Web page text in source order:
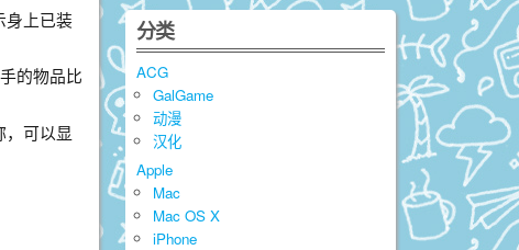
身上已装
的物品比
可以显
分类
ACG
GalGame
动漫
汉化
Apple
Mac
Mac OS X
iPhone